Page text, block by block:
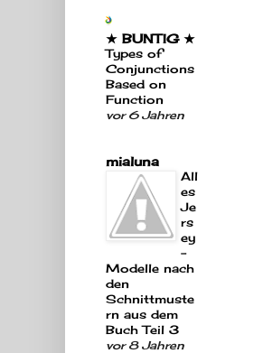
★ BUNTIG ★
Types of
Conjunctions
Based on
Function
vor 6 Jahren
mialuna
All
es
Je
rs
ey
-
Modelle nach
den
Schnittmuste
rn aus dem
Buch Teil 3
vor 8 Jahren